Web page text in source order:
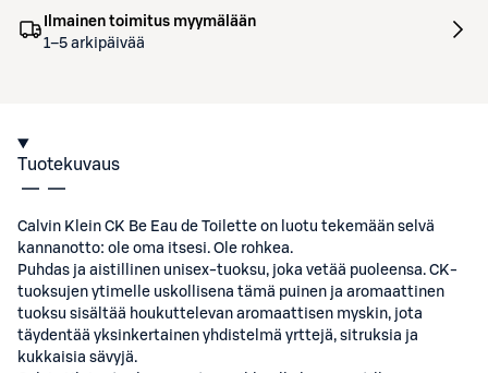
Ilmainen toimitus myymälään
1–5 arkipäivää
Tuotekuvaus
Calvin Klein CK Be Eau de Toilette on luotu tekemään selvä
kannanotto: ole oma itsesi. Ole rohkea.
Puhdas ja aistillinen unisex-tuoksu, joka vetää puoleensa. CK-
tuoksujen ytimelle uskollisena tämä puinen ja aromaattinen
tuoksu sisältää houkuttelevan aromaattisen myskin, jota
täydentää yksinkertainen yhdistelmä yrttejä, sitruksia ja
kukkaisia sävyjä.